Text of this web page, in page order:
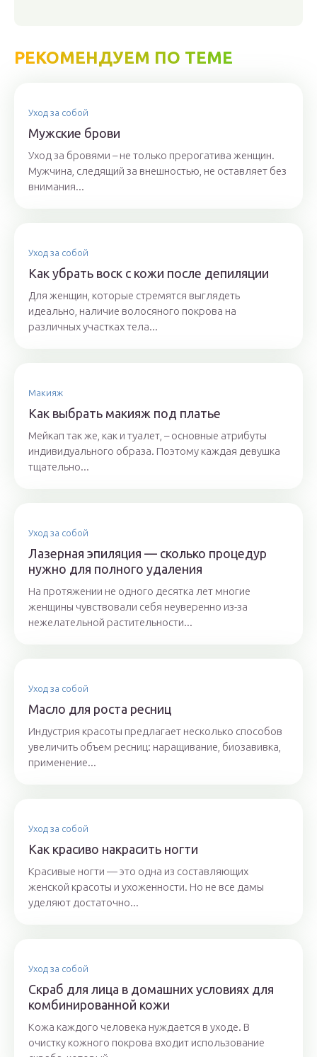
РЕКОМЕНДУЕМ ПО ТЕМЕ
Уход за собой
Мужские брови
Уход за бровями – не только прерогатива женщин.
Мужчина, следящий за внешностью, не оставляет без
внимания...
Уход за собой
Как убрать воск с кожи после депиляции
Для женщин, которые стремятся выглядеть
идеально, наличие волосяного покрова на
различных участках тела...
Макияж
Как выбрать макияж под платье
Мейкап так же, как и туалет, – основные атрибуты
индивидуального образа. Поэтому каждая девушка
тщательно...
Уход за собой
Лазерная эпиляция — сколько процедур
нужно для полного удаления
На протяжении не одного десятка лет многие
женщины чувствовали себя неуверенно из-за
нежелательной растительности...
Уход за собой
Масло для роста ресниц
Индустрия красоты предлагает несколько способов
увеличить объем ресниц: наращивание, биозавивка,
применение...
Уход за собой
Как красиво накрасить ногти
Красивые ногти — это одна из составляющих
женской красоты и ухоженности. Но не все дамы
уделяют достаточно...
Уход за собой
Скраб для лица в домашних условиях для
комбинированной кожи
Кожа каждого человека нуждается в уходе. В
очистку кожного покрова входит использование